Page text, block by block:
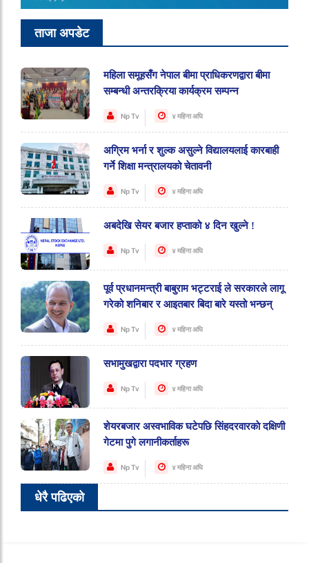
ताजा अपडेट
महिला समूहसँग नेपाल बीमा प्राधिकरणद्वारा बीमा
सम्बन्धी अन्तरक्रिया कार्यक्रम सम्पन्न
Np Tv ४ महिना अघि
अग्रिम भर्ना र शुल्क असुल्ने विद्यालयलाई कारबाही
गर्ने शिक्षा मन्त्रालयको चेतावनी
Np Tv ४ महिना अघि
अबदेखि सेयर बजार हप्ताको ४ दिन खुल्ने !
Np Tv ४ महिना अघि
पूर्व प्रधानमन्त्री बाबुराम भट्टराई ले सरकारले लागू
गरेको शनिबार र आइतबार बिदा बारे यस्तो भन्छन्
Np Tv ४ महिना अघि
सभामुखद्वारा पदभार ग्रहण
Np Tv ४ महिना अघि
शेयरबजार अस्वभाविक घटेपछि सिंहदरवारकाे दक्षिणी
गेटमा पुगे लगानीकर्ताहरू
Np Tv ४ महिना अघि
धेरै पढिएको